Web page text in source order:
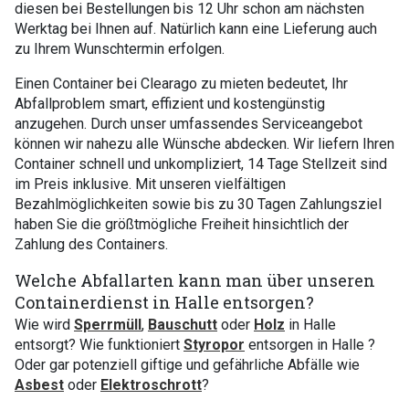
diesen bei Bestellungen bis 12 Uhr schon am nächsten
Werktag bei Ihnen auf. Natürlich kann eine Lieferung auch
zu Ihrem Wunschtermin erfolgen.
Einen Container bei Clearago zu mieten bedeutet, Ihr
Abfallproblem smart, effizient und kostengünstig
anzugehen. Durch unser umfassendes Serviceangebot
können wir nahezu alle Wünsche abdecken. Wir liefern Ihren
Container schnell und unkompliziert, 14 Tage Stellzeit sind
im Preis inklusive. Mit unseren vielfältigen
Bezahlmöglichkeiten sowie bis zu 30 Tagen Zahlungsziel
haben Sie die größtmögliche Freiheit hinsichtlich der
Zahlung des Containers.
Welche Abfallarten kann man über unseren
Containerdienst in Halle entsorgen?
Wie wird Sperrmüll , Bauschutt oder Holz in Halle
entsorgt? Wie funktioniert Styropor entsorgen in Halle ?
Oder gar potenziell giftige und gefährliche Abfälle wie
Asbest oder Elektroschrott?